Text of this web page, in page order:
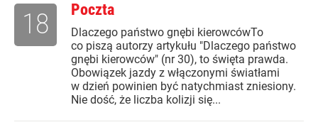
Poczta
Dlaczego państwo gnębi kierowcówTo
co piszą autorzy artykułu "Dlaczego państwo
gnębi kierowców" (nr 30), to święta prawda.
Obowiązek jazdy z włączonymi światłami
w dzień powinien być natychmiast zniesiony.
Nie dość, że liczba kolizji się...
18